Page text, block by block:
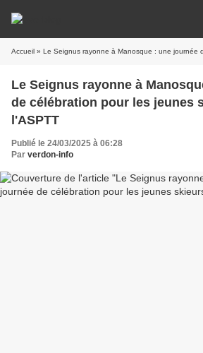
Accueil » Le Seignus rayonne à Manosque : une journée de
Le Seignus rayonne à
de célébration pour les jeunes
l'ASPTT
Publié le 24/03/2025 à 06:28
Par verdon-info